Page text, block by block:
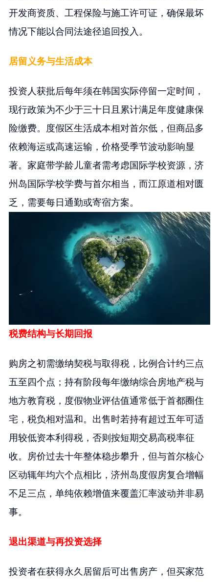
开发商资质、工程保险与施工许可证，确保最坏
情况下能以合同法途径追回投入。
居留义务与生活成本
投资人获批后每年须在韩国实际停留一定时间，
现行政策为不少于三十日且累计满足年度健康保
险缴费。度假区生活成本相对首尔低，但商品多
依赖海运或高速运输，价格受季节波动影响显
著。家庭带学龄儿童者需考虑国际学校资源，济
州岛国际学校学费与首尔相当，而江原道相对匮
乏，需要每日通勤或寄宿方案。
税费结构与长期回报
购房之初需缴纳契税与取得税，比例合计约三点
五至四个点；持有阶段每年缴纳综合房地产税与
地方教育税，度假物业评估值通常低于首都圈住
宅，税负相对温和。出售时若持有超过五年可适
用较低资本利得税，否则按短期交易高税率征
收。房价过去十年整体稳步攀升，但与首尔核心
区动辄年均六个点相比，济州岛度假房复合增幅
不足三点，单纯依赖增值来覆盖汇率波动并非易
事。
退出渠道与再投资选择
投资者在获得永久居留后可出售房产，但买家范